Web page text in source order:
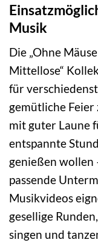
Musik
Die „Ohne
Mittellose“
für
gemütliche
mit guter Laune
entspannte
genießen wollen
passende
Musikvideos
gesellige
singen und